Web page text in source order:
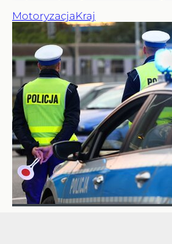
MotoryzacjaKraj